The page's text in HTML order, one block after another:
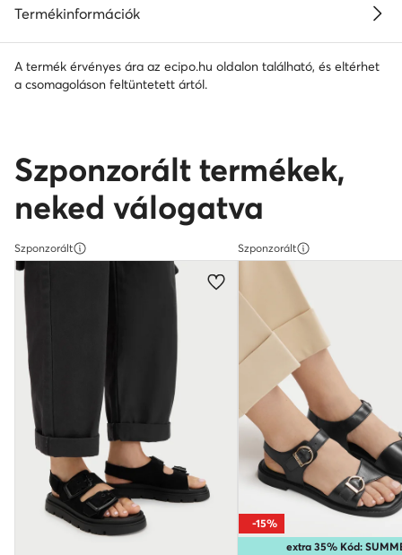
Termékinformációk
A termék érvényes ára az ecipo.hu oldalon található, és eltérhet
a csomagoláson feltüntetett ártól.
Szponzorált termékek,
neked válogatva
Szponzorált Szponzorált
extra 35% Kód:
-15%